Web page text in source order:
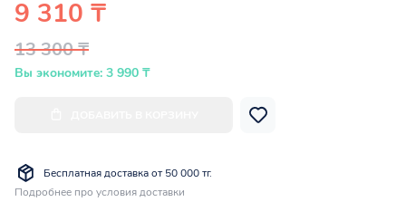
9 310 ₸
13 300 ₸
Вы экономите: 3 990 ₸
Бесплатная доставка от 50 000 тг.
Подробнее про условия доставки